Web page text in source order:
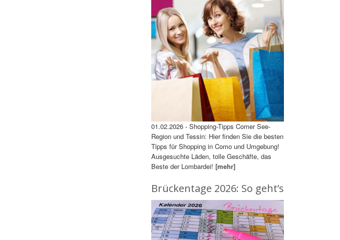
01.02.2026 - Shopping-Tipps Comer See-
Region und Tessin: Hier finden Sie die besten
Tipps für Shopping in Como und Umgebung!
Ausgesuchte Läden, tolle Geschäfte, das
Beste der Lombardei! [mehr]
Brückentage 2026: So geht’s